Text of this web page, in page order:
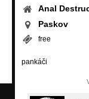
Anal
Paskov
free
pankáči